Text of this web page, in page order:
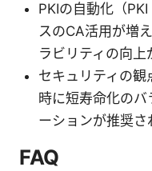
PKIの自動化（
スのCA活用が増
ラビリティの向上
セキュリティの観
時に短寿命化の
ーションが推奨さ
FAQ